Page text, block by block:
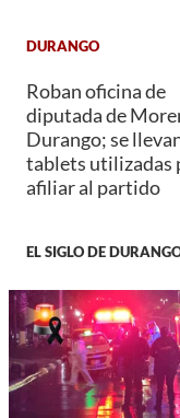
DURANGO
Roban oficina de
diputada de
Durango; se
tablets utilizadas
afiliar al partido
EL SIGLO DE